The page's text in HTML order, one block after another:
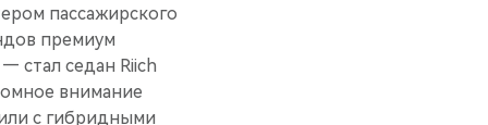
пассажирского
премиум
стал седан Riich
внимание
с гибридными